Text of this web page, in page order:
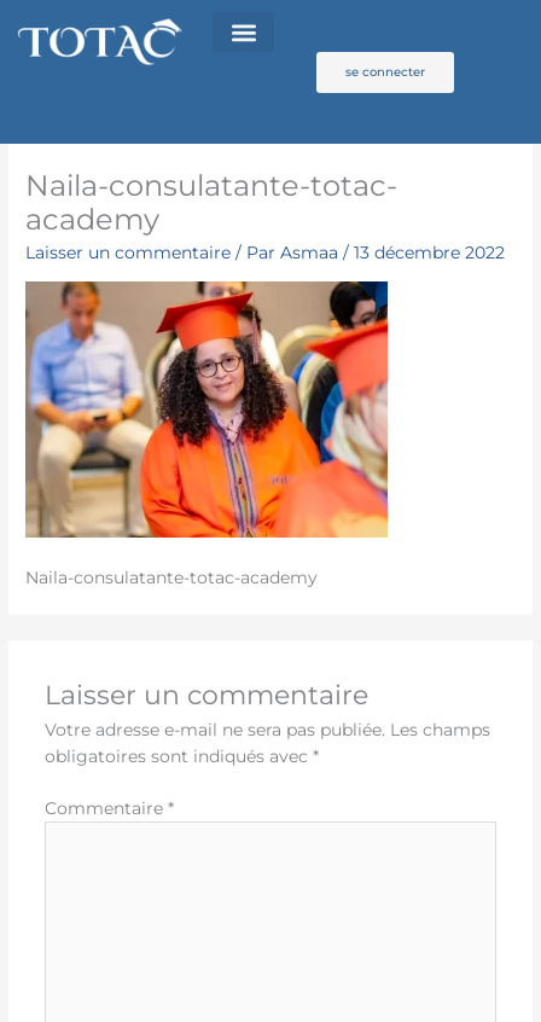
au
se connecter
Naila-consulatante-totac-
academy
Laisser un commentaire / ParAsmaa/13 décembre 2022
Naila-consulatante-totac-academy
Laisser un commentaire
Votre adresse e-mail ne sera pas publiée. Les champs
obligatoires sont indiqués avec *
Commentaire *